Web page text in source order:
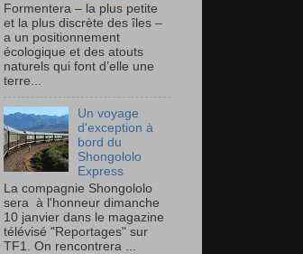
Formentera – la plus petite
et la plus discrète des îles –
a un positionnement
écologique et des atouts
naturels qui font d’elle une
terre...
Un voyage
d'exception à
bord du
Shongololo
Express
La compagnie Shongololo
sera à l'honneur dimanche
10 janvier dans le magazine
télévisé "Reportages" sur
TF1. On rencontrera ...